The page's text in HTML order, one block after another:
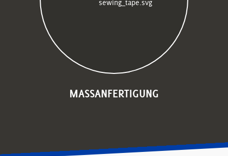
MASSANFERTIGUNG